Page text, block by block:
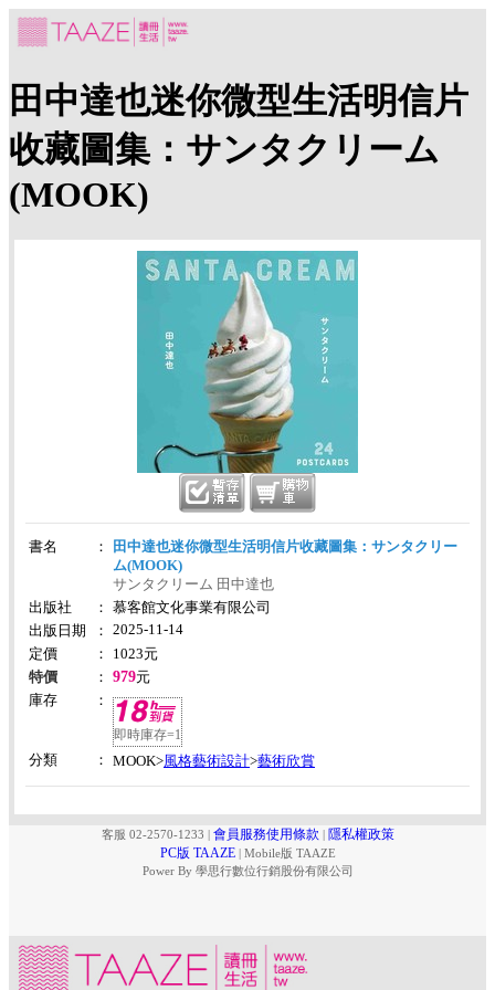
田中達也迷你微型生活明信片
收藏圖集：サンタクリーム
(MOOK)
書名 ：
田中達也迷你微型生活明信片收藏圖集：サンタクリー
ム(MOOK)
サンタクリーム 田中達也
出版社
：
慕客館文化事業有限公司
出版日期
：
2025-11-14
定價
： 1023元
特價
： 979元
庫存
：
即時庫存=1
分類
： MOOK>風格藝術設計>藝術欣賞
客服 02-2570-1233 | 會員服務使用條款 | 隱私權政策
PC版 TAAZE | Mobile版 TAAZE
Power By 學思行數位行銷股份有限公司